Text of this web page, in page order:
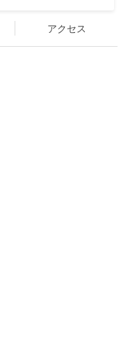
アクセス